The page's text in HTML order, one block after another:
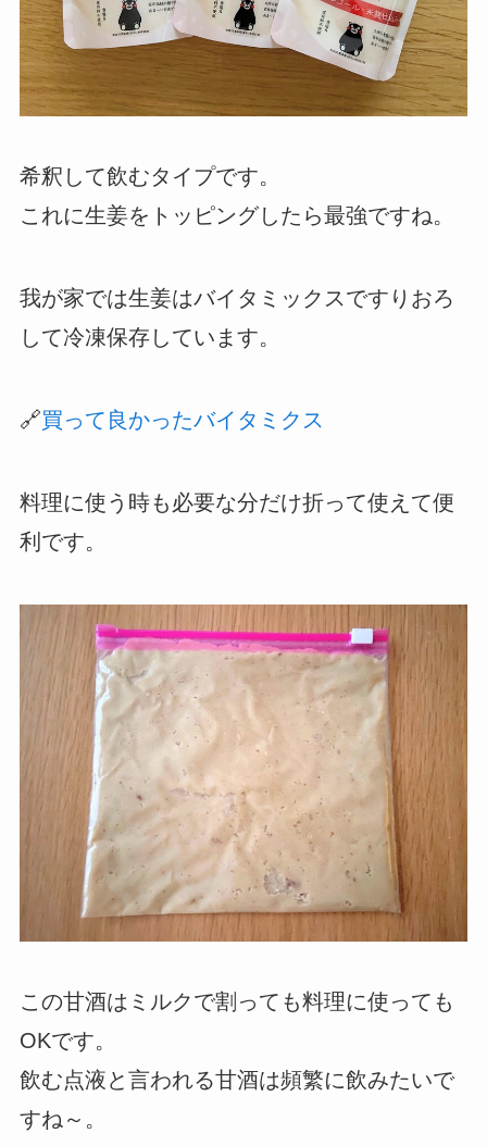
希釈して飲むタイプです。
これに生姜をトッピングしたら最強ですね。
我が家では生姜はバイタミックスですりおろ
して冷凍保存しています。
🔗買って良かったバイタミクス
料理に使う時も必要な分だけ折って使えて便
利です。
この甘酒はミルクで割っても料理に使っても
OKです。
飲む点液と言われる甘酒は頻繁に飲みたいで
すね～。